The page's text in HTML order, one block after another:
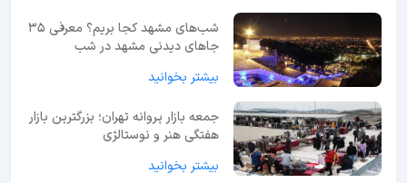
شب‌های مشهد کجا بریم؟ معرفی 35
جاهای دیدنی مشهد در شب
بیشتر بخوانید
جمعه بازار پروانه تهران؛ بزرگترین بازار
هفتگی هنر و نوستالژی
بیشتر بخوانید